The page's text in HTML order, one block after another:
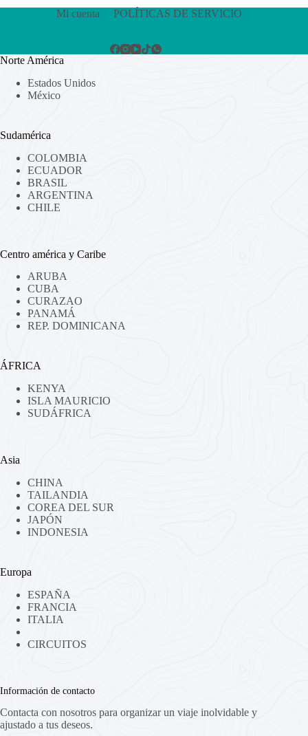
Mi cuenta POLÍTICAS DE SERVICIO
Norte América
Estados Unidos
México
Sudamérica
COLOMBIA
ECUADOR
BRASIL
ARGENTINA
CHILE
Centro américa y Caribe
ARUBA
CUBA
CURAZAO
PANAMÁ
REP. DOMINICANA
ÁFRICA
KENYA
ISLA MAURICIO
SUDÁFRICA
Asia
CHINA
TAILANDIA
COREA DEL SUR
JAPÓN
INDONESIA
Europa
ESPAÑA
FRANCIA
ITALIA
CIRCUITOS
Información de contacto
Contacta con nosotros para organizar un viaje inolvidable y
ajustado a tus deseos.